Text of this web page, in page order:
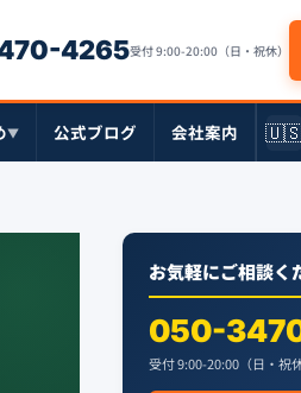
4265受付 9:00-20:00（日・祝休）
▼ 公式ブログ 会社案内
お気軽にご相談く
050-
受付 9:00-20:00（日・祝休